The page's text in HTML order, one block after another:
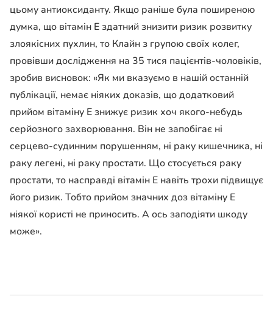
цьому антиоксиданту. Якщо раніше була поширеною
думка, що вітамін Е здатний знизити ризик розвитку
злоякісних пухлин, то Клайн з групою своїх колег,
провівши дослідження на 35 тися пацієнтів-чоловіків,
зробив висновок: «Як ми вказуємо в нашій останній
публікації, немає ніяких доказів, що додатковий
прийом вітаміну Е знижує ризик хоч якого-небудь
серйозного захворювання. Він не запобігає ні
серцево-судинним порушенням, ні раку кишечника, ні
раку легені, ні раку простати. Що стосується раку
простати, то насправді вітамін Е навіть трохи підвищує
його ризик. Тобто прийом значних доз вітаміну Е
ніякої користі не приносить. А ось заподіяти шкоду
може».